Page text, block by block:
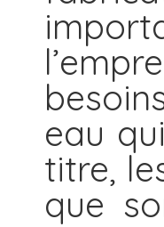
eau
titre,
que